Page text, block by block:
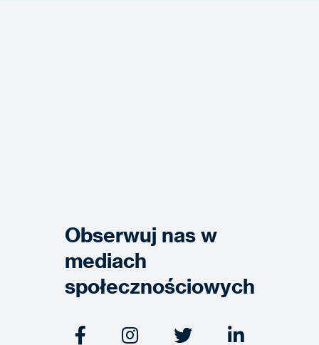
Obserwuj nas w
mediach
społecznościowych
   